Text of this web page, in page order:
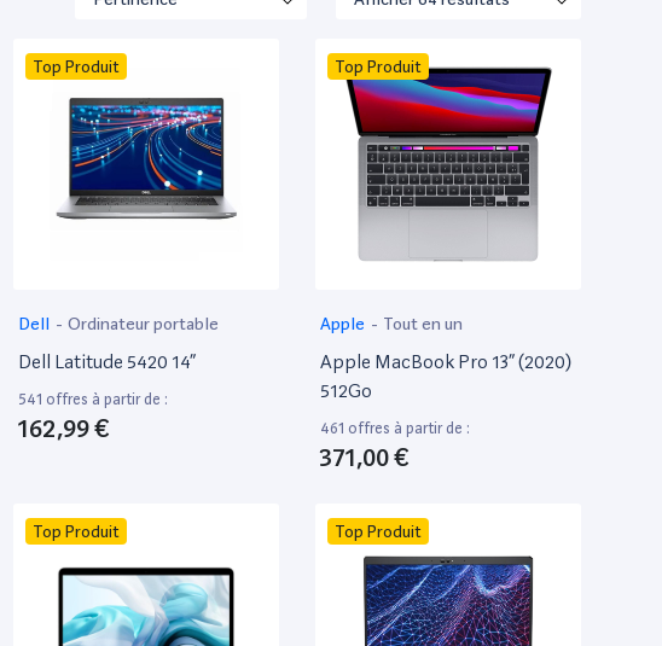
Top Produit
Dell - Ordinateur portable
Dell Latitude 5420 14”
541 offres à partir de :
162,99 €
Top Produit
Apple - Tout en un
Apple MacBook Pro 13” (2020)
512Go
461 offres à partir de :
371,00 €
Top Produit Top Produit